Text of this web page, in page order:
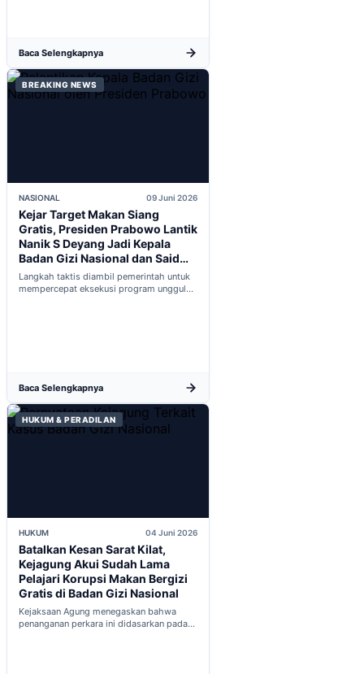
Baca Selengkapnya
BREAKING NEWS
NASIONAL 09 Juni 2026
Kejar Target Makan Siang
Gratis, Presiden Prabowo Lantik
Nanik S Deyang Jadi Kepala
Badan Gizi Nasional dan Said
Iqbal PKP Buruh
Langkah taktis diambil pemerintah untuk
mempercepat eksekusi program unggulan
Baca Selengkapnya
HUKUM & PERADILAN
HUKUM 04 Juni 2026
Batalkan Kesan Sarat Kilat,
Kejagung Akui Sudah Lama
Pelajari Korupsi Makan Bergizi
Gratis di Badan Gizi Nasional
Kejaksaan Agung menegaskan bahwa
penanganan perkara ini didasarkan pada